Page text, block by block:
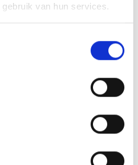
van hun services.
bij zowel nieuwbouw-
aan de gestelde NEN-normen.